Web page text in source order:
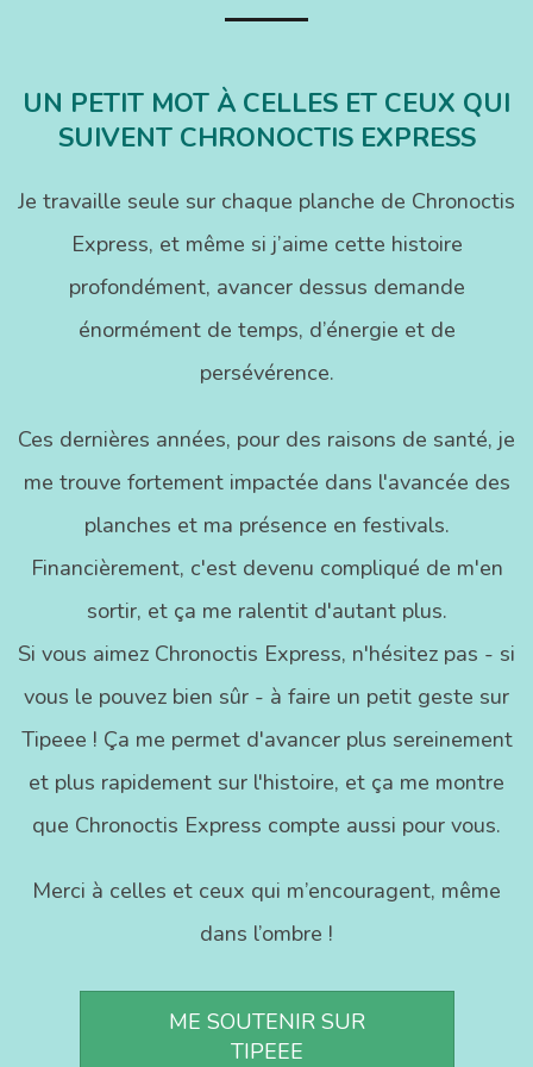
UN PETIT MOT À CELLES ET CEUX QUI
SUIVENT CHRONOCTIS EXPRESS
Je travaille seule sur chaque planche de Chronoctis
Express, et même si j’aime cette histoire
profondément, avancer dessus demande
énormément de temps, d’énergie et de
persévérence.
Ces dernières années, pour des raisons de santé, je
me trouve fortement impactée dans l'avancée des
planches et ma présence en festivals.
Financièrement, c'est devenu compliqué de m'en
sortir, et ça me ralentit d'autant plus.
Si vous aimez Chronoctis Express, n'hésitez pas - si
vous le pouvez bien sûr - à faire un petit geste sur
Tipeee ! Ça me permet d'avancer plus sereinement
et plus rapidement sur l'histoire, et ça me montre
que Chronoctis Express compte aussi pour vous.
Merci à celles et ceux qui m’encouragent, même
dans l’ombre !
ME SOUTENIR SUR
TIPEEE